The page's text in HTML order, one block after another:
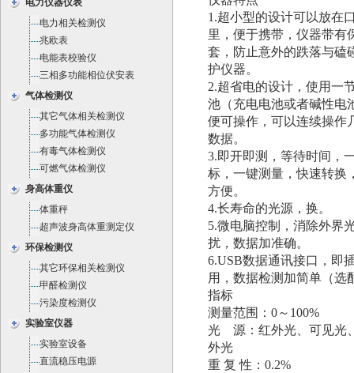
电力仪器仪表
电力相关检测仪
兆欧表
电能表校验仪
三相多功能相位伏安表
气体检测仪
其它气体相关检测仪
多功能气体检测仪
有毒气体检测仪
可燃气体检测仪
身高体重仪
体重秤
超声波身高体重测定仪
环保检测仪
其它环保相关检测仪
甲醛检测仪
污染度检测仪
实验室仪器
实验室设备
直流稳压电源
1.超小型的设计可以放在
里，便于携带，仪器带有
套，防止意外的跌落与磕
护仪器。
2.超省电的设计，使用一
池（充电电池或者碱性电
便可操作，可以连续操作
数据。
3.即开即测，等待时间，
标，一键测量，快速转换
方便。
4.长寿命的光源，换。
5.微电脑控制，消除外界
扰，数据加准确。
6.USB数据通讯接口，即
用，数据检测加简单（选
指标
测量范围：0～100%
光 源：红外光、可见光
外光
重 复 性：0.2%